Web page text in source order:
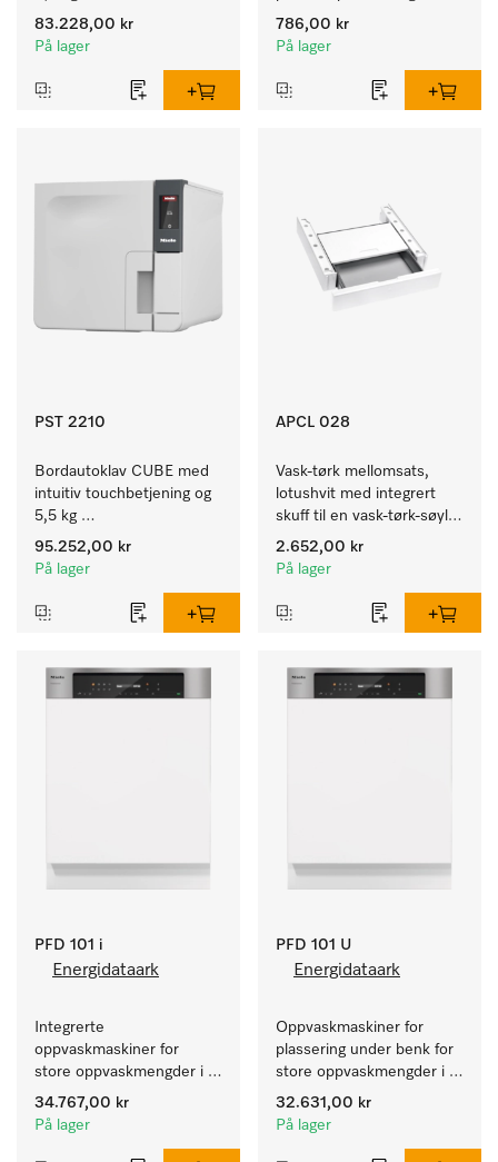
instrumentkapasitet.
83.228,00 kr
På lager
sikker oppstilling i en vask-
tørk-søyle.
786,00 kr
På lager
PST 2210
Bordautoklav CUBE med
intuitiv touchbetjening og
5,5 kg
instrumentkapasitet.
95.252,00 kr
På lager
APCL 028
Vask-tørk mellomsats,
lotushvit med integrert
skuff til en vask-tørk-søyle
med ergonomisk riktig
arbeidshøyde.
2.652,00 kr
På lager
PFD 101 i
Energidataark
Integrerte
oppvaskmaskiner for
store oppvaskmengder i
husholdninger, kantiner,
kafeer og grovkjøkken.
34.767,00 kr
På lager
PFD 101 U
Energidataark
Oppvaskmaskiner for
plassering under benk for
store oppvaskmengder i
husholdninger, kantiner,
kafeer og grovkjøkken.
32.631,00 kr
På lager